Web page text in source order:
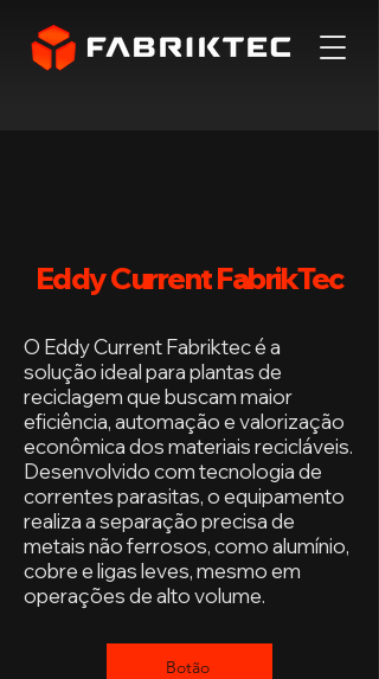
Eddy Current FabrikTec
O Eddy Current Fabriktec é a
solução ideal para plantas de
reciclagem que buscam maior
eficiência, automação e valorização
econômica dos materiais recicláveis.
Desenvolvido com tecnologia de
correntes parasitas, o equipamento
realiza a separação precisa de
metais não ferrosos, como alumínio,
cobre e ligas leves, mesmo em
operações de alto volume.
Botão